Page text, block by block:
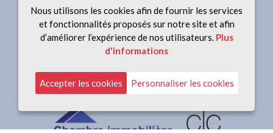
Suivez-nous
Nous utilisons les cookies afin de fournir les services
et fonctionnalités proposés sur notre site et afin
d’améliorer l’expérience de nos utilisateurs. Plus
d'informations
Accepter les cookies Personnaliser les cookies